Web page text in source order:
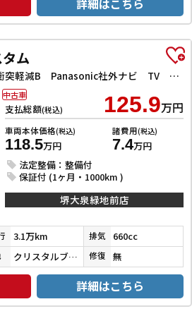
詳細はこちら
ム
G・Lホンダセンシング 衝突軽減B Panasonic社外ナビ TV Bカメラ ビルドインETC アダプティブクルーズコントロール 左パワースライドドア LEDヘッドライト フォグライト スマートキー プッシュスタート
支払総額(税込) 125.9万円
車両本体価格(税込)
118.5万円
諸費用(税込)
7.4万円
法定整備：整備付
保証付 (1ヶ月・1000km )
中古車
堺大泉緑地前店
3.1万km 排気 660cc
クリスタルブラックパール 修復 無
詳細はこちら